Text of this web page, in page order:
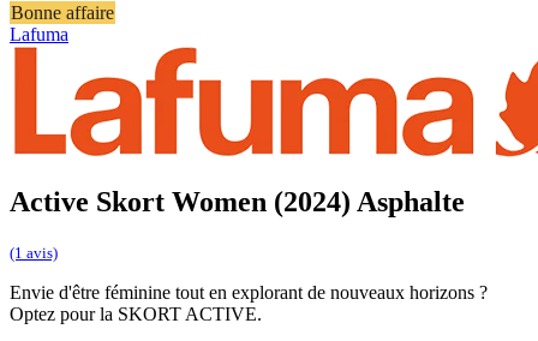
Bonne affaire
Lafuma
Active Skort Women (2024) Asphalte
(1 avis)
Envie d'être féminine tout en explorant de nouveaux horizons ?
Optez pour la SKORT ACTIVE.